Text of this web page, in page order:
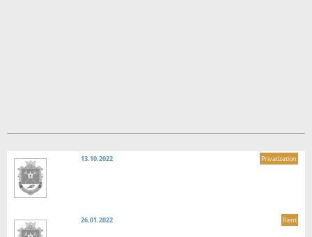
13.10.2022 Privatization
26.01.2022 Rent